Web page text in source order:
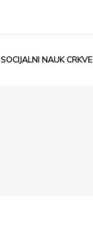
SOCIJALNI NAUK CRKVE